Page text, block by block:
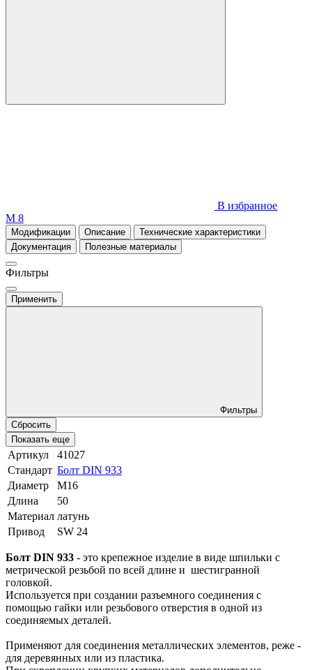
В избранное
М 8
Модификации Описание
Технические характеристики
Документация
Полезные материалы
Фильтры
Применить
Фильтры
Сбросить
Показать еще
Артикул
41027
Стандарт Болт DIN 933
Диаметр
М16
Длина
50
Материал латунь
Привод
SW 24
Болт DIN 933 - это крепежное изделие в виде шпильки с
метрической резьбой по всей длине и шестигранной
головкой.
Используется при создании разъемного соединения с
помощью гайки или резьбового отверстия в одной из
соединяемых деталей.
Применяют для соединения металлических элементов, реже -
для деревянных или из пластика.